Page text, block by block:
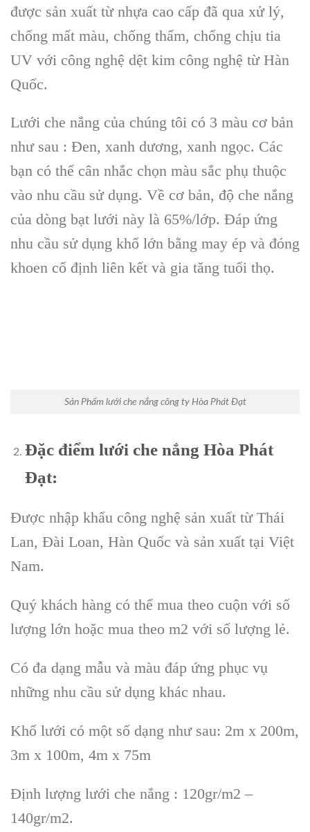
được sản xuất từ nhựa cao cấp đã qua xử lý,
chống mất màu, chống thấm, chống chịu tia
UV với công nghệ dệt kim công nghệ từ Hàn
Quốc.
Lưới che nắng của chúng tôi có 3 màu cơ bản
như sau : Đen, xanh dương, xanh ngọc. Các
bạn có thể cân nhắc chọn màu sắc phụ thuộc
vào nhu cầu sử dụng. Về cơ bản, độ che nắng
của dòng bạt lưới này là 65%/lớp. Đáp ứng
nhu cầu sử dụng khổ lớn bằng may ép và đóng
khoen cố định liên kết và gia tăng tuổi thọ.
Sản Phẩm lưới che nắng công ty Hòa Phát Đạt
Đặc điểm lưới che nắng Hòa Phát
Đạt:
Được nhập khẩu công nghệ sản xuất từ Thái
Lan, Đài Loan, Hàn Quốc và sản xuất tại Việt
Nam.
Quý khách hàng có thể mua theo cuộn với số
lượng lớn hoặc mua theo m2 với số lượng lẻ.
Có đa dạng mẫu và màu đáp ứng phục vụ
những nhu cầu sử dụng khác nhau.
Khổ lưới có một số dạng như sau: 2m x 200m,
3m x 100m, 4m x 75m
Định lượng lưới che nắng : 120gr/m2 –
140gr/m2.